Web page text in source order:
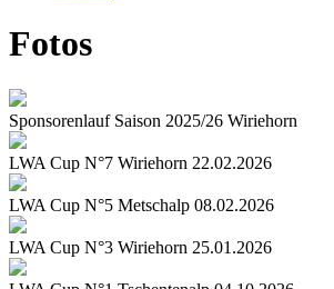
Fotos
Sponsorenlauf Saison 2025/26 Wiriehorn
LWA Cup N°7 Wiriehorn 22.02.2026
LWA Cup N°5 Metschalp 08.02.2026
LWA Cup N°3 Wiriehorn 25.01.2026